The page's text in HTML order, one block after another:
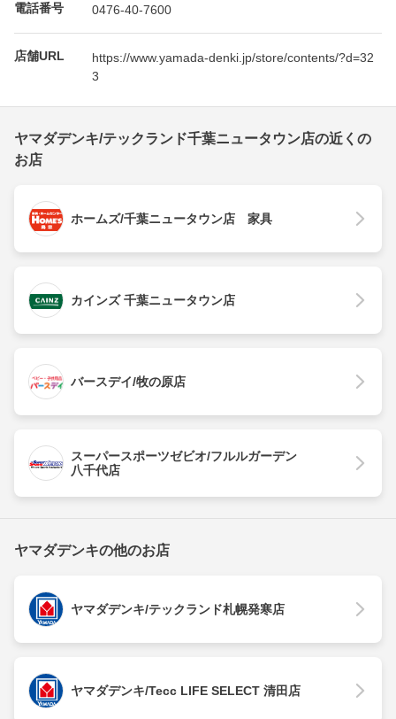
電話番号 0476-40-7600
店舗URL
https://www.yamada-denki.jp/store/contents/?d=32
3
ヤマダデンキ/テックランド千葉ニュータウン店の近くの
お店
ホームズ/千葉ニュータウン店 家具
カインズ 千葉ニュータウン店
バースデイ/牧の原店
スーパースポーツゼビオ/フルルガーデン
八千代店
ヤマダデンキの他のお店
ヤマダデンキ/テックランド札幌発寒店
ヤマダデンキ/Tecc LIFE SELECT 清田店